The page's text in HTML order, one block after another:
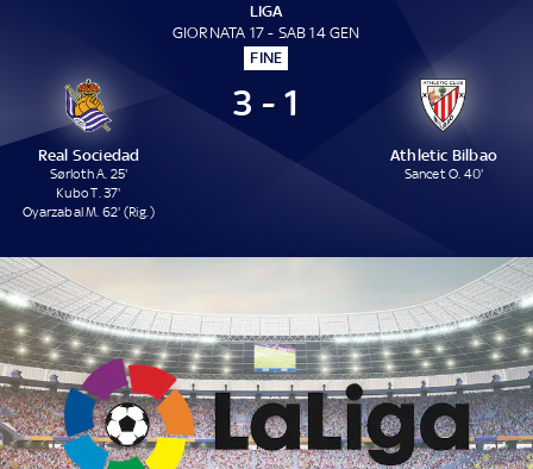
LIGA
GIORNATA 17 - SAB 14 GEN
FINE
Real Sociedad
Sørloth A. 25'
Kubo T. 37'
Oyarzabal M. 62' (Rig.)
3 - 1
Athletic Bilbao
Sancet O. 40'